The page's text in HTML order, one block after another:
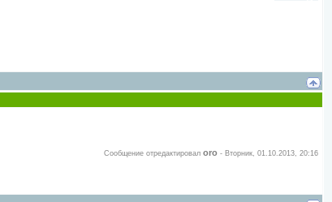
Сообщение отредактировал oro - Вторник, 01.10.2013, 20:16